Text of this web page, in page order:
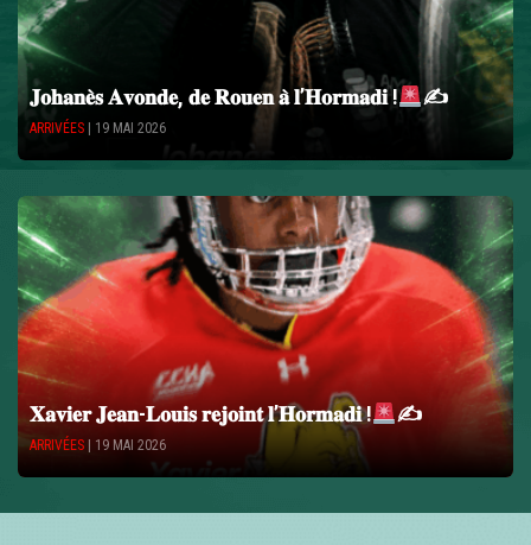
𝐉𝐨𝐡𝐚𝐧𝐞̀𝐬 𝐀𝐯𝐨𝐧𝐝𝐞, 𝐝𝐞 𝐑𝐨𝐮𝐞𝐧 𝐚̀ 𝐥’𝐇𝐨𝐫𝐦𝐚𝐝𝐢 ! ✍
ARRIVÉES | 19 MAI 2026
𝐗𝐚𝐯𝐢𝐞𝐫 𝐉𝐞𝐚𝐧-𝐋𝐨𝐮𝐢𝐬 𝐫𝐞𝐣𝐨𝐢𝐧𝐭 𝐥’𝐇𝐨𝐫𝐦𝐚𝐝𝐢 ! ✍
ARRIVÉES | 19 MAI 2026